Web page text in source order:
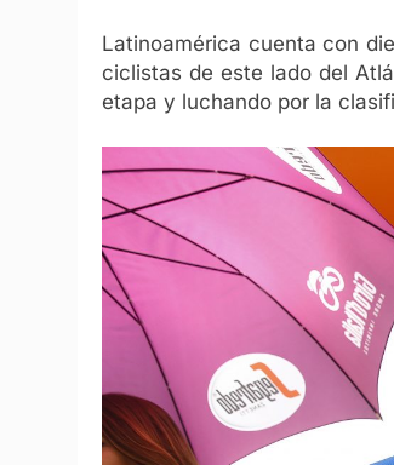
Latinoamérica cuenta con
ciclistas de este lado del
etapa y luchando por la